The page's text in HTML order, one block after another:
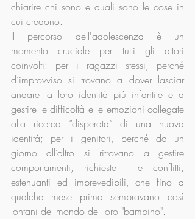
chiarire chi sono e quali sono le cose in
cui credono.
Il percorso dell'adolescenza è un
momento cruciale per tutti gli attori
coinvolti: per i ragazzi stessi, perché
d’improvviso si trovano a dover lasciar
andare la loro identità più infantile e a
gestire le difficoltà e le emozioni collegate
alla ricerca “disperata” di una nuova
identità; per i genitori, perché da un
giorno all’altro si ritrovano a gestire
comportamenti, richieste  e conflitti,
estenuanti ed imprevedibili, che fino a
qualche mese prima sembravano così
lontani del mondo del loro "bambino".